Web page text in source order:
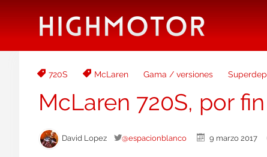
720S McLaren Gama / versiones
McLaren 720S, por
David Lopez @espacionblanco 9 marzo 2017